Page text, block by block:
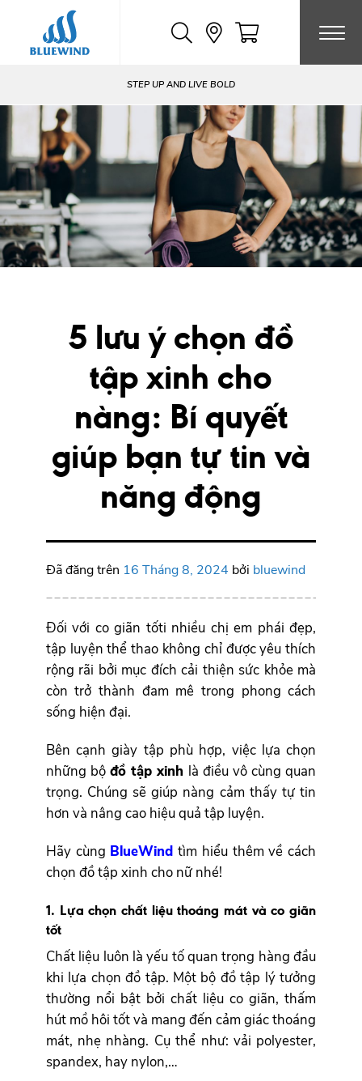
STEP UP AND LIVE BOLD
5 lưu ý chọn đồ
tập xinh cho
nàng: Bí quyết
giúp bạn tự tin và
năng động
Đã đăng trên 16 Tháng 8, 2024 bởi bluewind
Đối với co giãn tốti nhiều chị em phái đẹp,
tập luyện thể thao không chỉ được yêu thích
rộng rãi bởi mục đích cải thiện sức khỏe mà
còn trở thành đam mê trong phong cách
sống hiện đại.
Bên cạnh giày tập phù hợp, việc lựa chọn
những bộđồ tập xinh là điều vô cùng quan
trọng. Chúng sẽ giúp nàng cảm thấy tự tin
hơn và nâng cao hiệu quả tập luyện.
Hãy cùng BlueWind tìm hiểu thêm về cách
chọn đồ tập xinh cho nữ nhé!
1. Lựa chọn chất liệu thoáng mát và co giãn
tốt
Chất liệu luôn là yếu tố quan trọng hàng đầu
khi lựa chọn đồ tập. Một bộ đồ tập lý tưởng
thường nổi bật bởi chất liệu co giãn, thấm
hút mồ hôi tốt và mang đến cảm giác thoáng
mát, nhẹ nhàng. Cụ thể như: vải polyester,
spandex, hay nylon,…